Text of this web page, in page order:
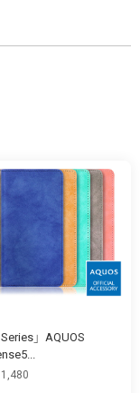
Series」AQUOS